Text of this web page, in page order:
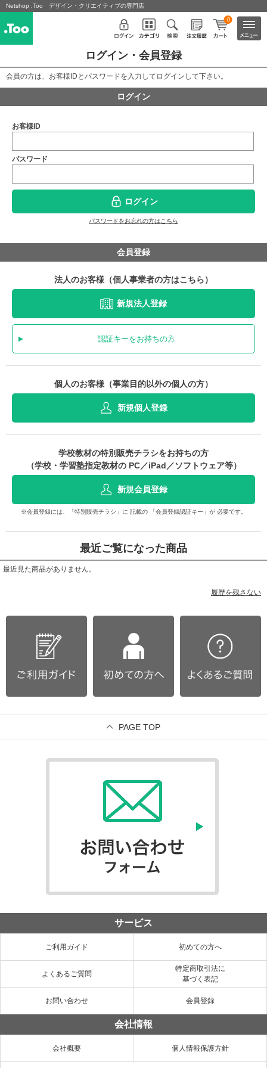
Netshop .Too デザイン・クリエイティブの専門店
0
ログイン・会員登録
会員の方は、お客様IDとパスワードを入力してログインして下さい。
ログイン
お客様ID
パスワード
ログイン
パスワードをお忘れの方はこちら
会員登録
法人のお客様（個人事業者の方はこちら）
新規法人登録
認証キーをお持ちの方
個人のお客様（事業目的以外の個人の方）
新規個人登録
学校教材の特別販売チラシをお持ちの方
（学校・学習塾指定教材の PC／iPad／ソフトウェア等）
新規会員登録
※会員登録には、「特別販売チラシ」に 記載の 「会員登録認証キー」が 必要です。
最近ご覧になった商品
最近見た商品がありません。
履歴を残さない
PAGE TOP
サービス
ご利用ガイド 初めての方へ
よくあるご質問
特定商取引法に
基づく表記
お問い合わせ 会員登録
会社情報
会社概要 個人情報保護方針